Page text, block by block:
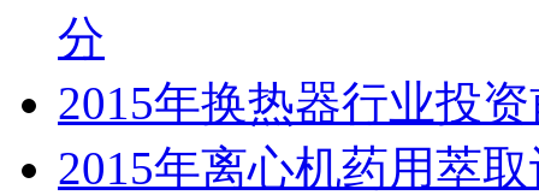
分
2015年换热器行业投
2015年离心机药用萃